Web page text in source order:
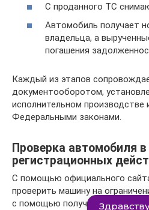
С проданного ТС
Автомобиль получает
владельца, а
погашения
Каждый из этапов
документооборотом,
исполнительном
Федеральными законами.
Проверка автомобиля
регистрационных
С помощью официального
проверить машину на
с помощью получения